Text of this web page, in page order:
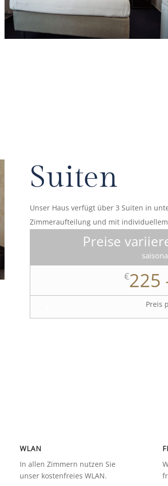
Suiten
Unser Haus verfügt über 3 Suiten in
Zimmeraufteilung und mit
Preise
€225
Preis
WLAN
In allen Zimmern nutzen Sie
unser kostenfreies WLAN.